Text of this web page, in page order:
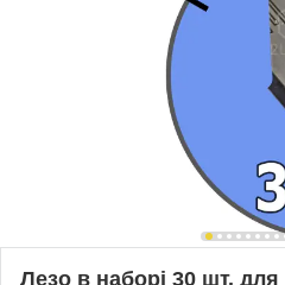
Лезо в наборі 30 шт.